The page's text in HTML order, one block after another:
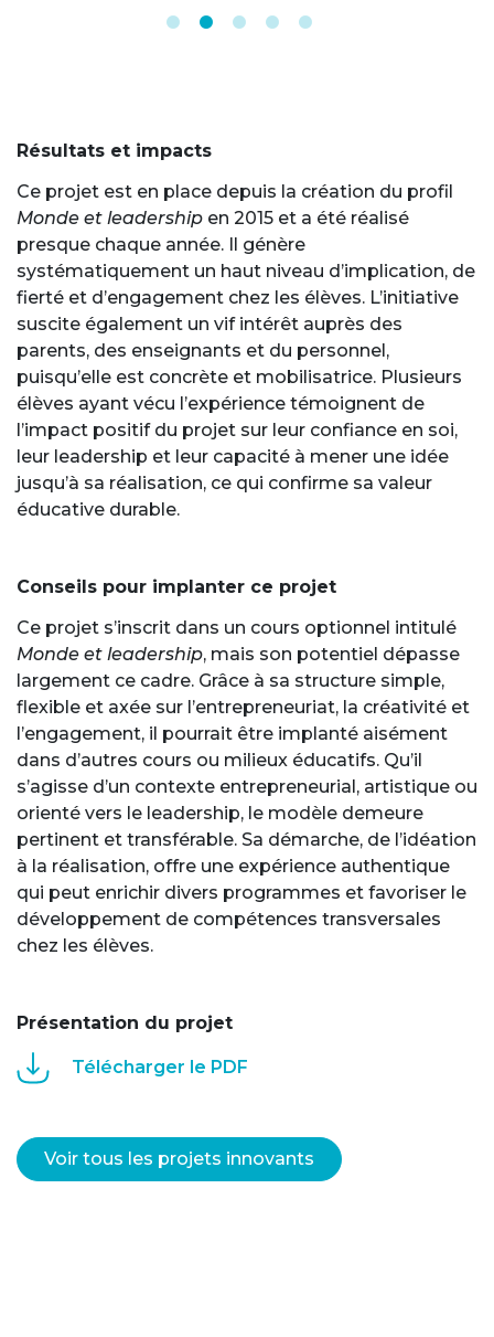
Résultats et impacts
Ce projet est en place depuis la création du profil
Monde et leadership en 2015 et a été réalisé
presque chaque année. Il génère
systématiquement un haut niveau d’implication, de
fierté et d’engagement chez les élèves. L’initiative
suscite également un vif intérêt auprès des
parents, des enseignants et du personnel,
puisqu’elle est concrète et mobilisatrice. Plusieurs
élèves ayant vécu l’expérience témoignent de
l’impact positif du projet sur leur confiance en soi,
leur leadership et leur capacité à mener une idée
jusqu’à sa réalisation, ce qui confirme sa valeur
éducative durable.
Conseils pour implanter ce projet
Ce projet s’inscrit dans un cours optionnel intitulé
Monde et leadership, mais son potentiel dépasse
largement ce cadre. Grâce à sa structure simple,
flexible et axée sur l’entrepreneuriat, la créativité et
l’engagement, il pourrait être implanté aisément
dans d’autres cours ou milieux éducatifs. Qu’il
s’agisse d’un contexte entrepreneurial, artistique ou
orienté vers le leadership, le modèle demeure
pertinent et transférable. Sa démarche, de l’idéation
à la réalisation, offre une expérience authentique
qui peut enrichir divers programmes et favoriser le
développement de compétences transversales
chez les élèves.
Présentation du projet
Télécharger le PDF
Voir tous les projets innovants